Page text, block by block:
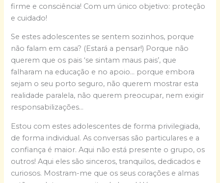
firme e consciência! Com um único objetivo: proteção
e cuidado!
Se estes adolescentes se sentem sozinhos, porque
não falam em casa? (Estará a pensar!) Porque não
querem que os pais ‘se sintam maus pais’, que
falharam na educação e no apoio… porque embora
sejam o seu porto seguro, não querem mostrar esta
realidade paralela, não querem preocupar, nem exigir
responsabilizações…
Estou com estes adolescentes de forma privilegiada,
de forma individual. As conversas são particulares e a
confiança é maior. Aqui não está presente o grupo, os
outros! Aqui eles são sinceros, tranquilos, dedicados e
curiosos. Mostram-me que os seus corações e almas